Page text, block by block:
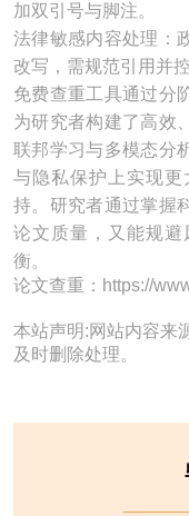
加双引号与脚注。
法律敏感内容处理：
改写，需规范引用并控
免费查重工具通过分
为研究者构建了高效
联邦学习与多模态分
与隐私保护上实现
持。研究者通过掌握
论文质量，又能规
衡。
论文查重：https://
本站声明:网站内容来
及时删除处理。